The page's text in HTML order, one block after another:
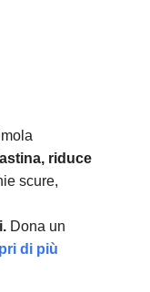
riduce
scure,
Dona un
di più